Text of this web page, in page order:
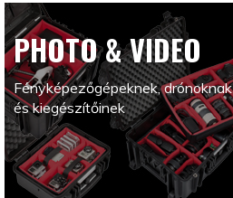
PHOTO & VIDEO
Fényképezőgépeknek, drónoknak
és kiegészítőinek